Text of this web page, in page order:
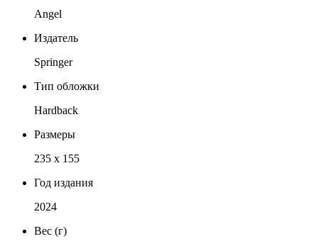
Angel
Издатель
Springer
Тип обложки
Hardback
Размеры
235 x 155
Год издания
2024
Вес (г)